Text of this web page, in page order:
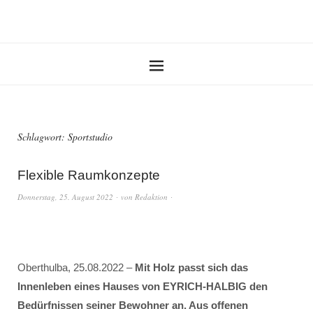
Schlagwort: Sportstudio
Flexible Raumkonzepte
Donnerstag, 25. August 2022 von Redaktion
Oberthulba, 25.08.2022 – Mit Holz passt sich das
Innenleben eines Hauses von EYRICH-HALBIG den
Bedürfnissen seiner Bewohner an. Aus offenen